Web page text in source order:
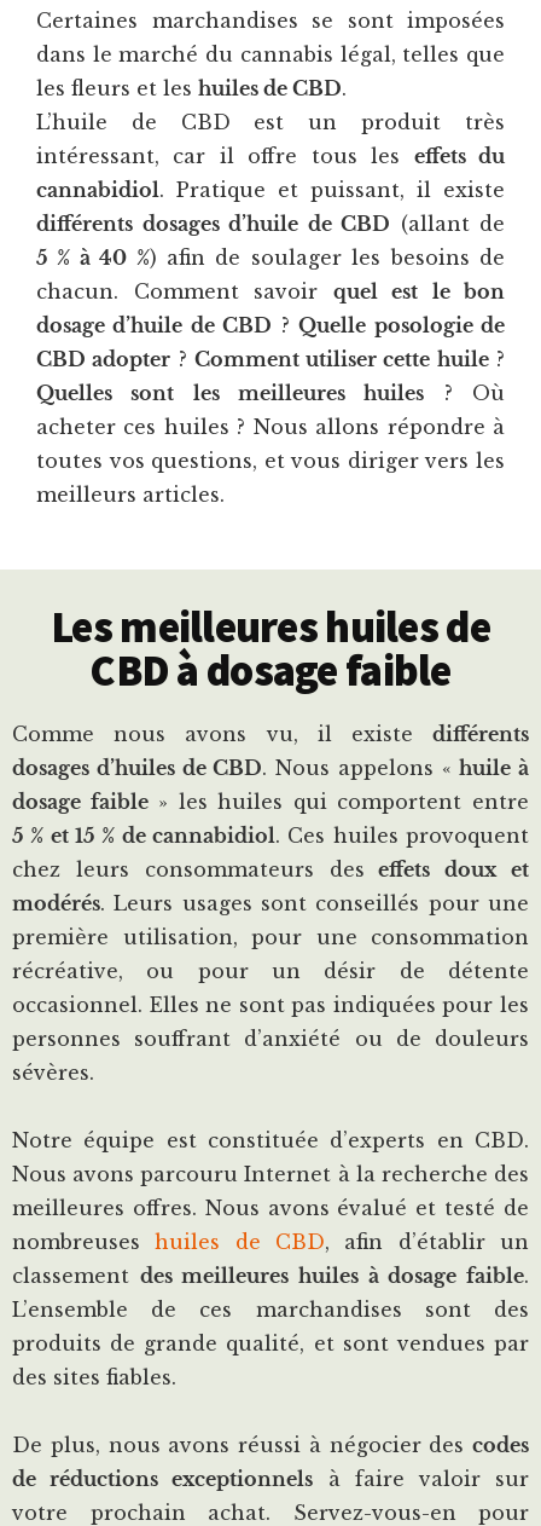
Certaines marchandises se sont imposées
dans le marché du cannabis légal, telles que
les fleurs et les huiles de CBD.
L’huile de CBD est un produit très
intéressant, car il offre tous les effets du
cannabidiol. Pratique et puissant, il existe
différents dosages d’huile de CBD (allant de
5 % à 40 %) afin de soulager les besoins de
chacun. Comment savoir quel est le bon
dosage d’huile de CBD ?Quelle posologie de
CBD adopter ? Comment utiliser cette huile?
Quelles sont les meilleures huiles ? Où
acheter ces huiles ? Nous allons répondre à
toutes vos questions, et vous diriger vers les
meilleurs articles.
Les meilleures huiles de
CBD à dosage faible
Comme nous avons vu, il existe différents
dosages d’huiles de CBD. Nous appelons «huile à
dosage faible» les huiles qui comportent entre
5 % et 15 % de cannabidiol. Ces huiles provoquent
chez leurs consommateurs des effets doux et
modérés. Leurs usages sont conseillés pour une
première utilisation, pour une consommation
récréative, ou pour un désir de détente
occasionnel. Elles ne sont pas indiquées pour les
personnes souffrant d’anxiété ou de douleurs
sévères.
Notre équipe est constituée d’experts en CBD.
Nous avons parcouru Internet à la recherche des
meilleures offres. Nous avons évalué et testé de
nombreuseshuiles de CBD, afin d’établir un
classement des meilleures huiles à dosage faible.
L’ensemble de ces marchandises sont des
produits de grande qualité, et sont vendues par
des sites fiables.
De plus, nous avons réussi à négocier des codes
de réductions exceptionnels à faire valoir sur
votre prochain achat. Servez-vous-en pour